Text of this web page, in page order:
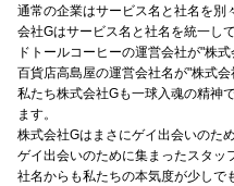
通常の企業はサービス名と社名を別
会社Gはサービス名と社名を統一して
ドトールコーヒーの運営会社が"株
百貨店高島屋の運営会社名が"株式会
私たち株式会社Gも一球入魂の精神
ます。
株式会社Gはまさにゲイ出会いのた
ゲイ出会いのために集まったスタッ
社名からも私たちの本気度が少しで